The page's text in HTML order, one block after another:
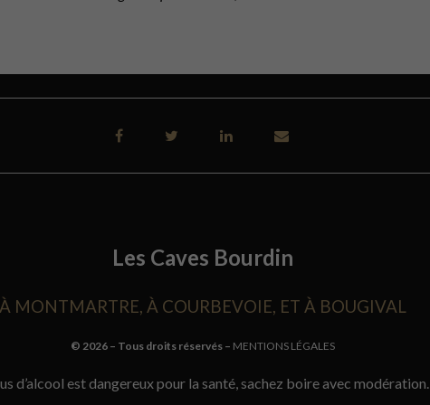
Les Caves Bourdin
À MONTMARTRE, À COURBEVOIE, ET À BOUGIVAL
© 2026 – Tous droits réservés – MENTIONS LÉGALES
d’alcool est dangereux pour la santé, sachez boire avec modération.